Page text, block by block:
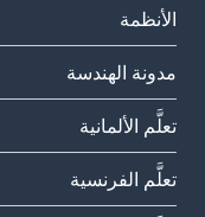
الأنظمة
مدونة الهندسة
تعلَّم الألمانية
تعلَّم الفرنسية